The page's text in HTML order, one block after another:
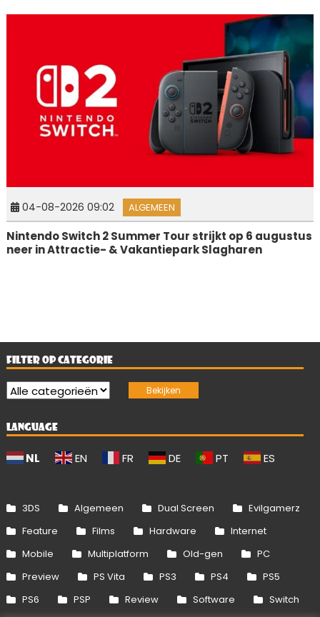
04-08-2026 09:02 ALGEMEEN
Nintendo Switch 2 Summer Tour strijkt op 6 augustus
neer in Attractie- & Vakantiepark Slagharen
FILTER OP CATEGORIE
LANGUAGE
NL EN FR DE PT ES
3DS Algemeen Dual Screen
Evilgamerz
Feature
Films Hardware
Internet
Mobile
Multiplatform Old-gen
PC
Preview
PS Vita PS3 PS4
PS5
PS6
PSP Review Software
Switch